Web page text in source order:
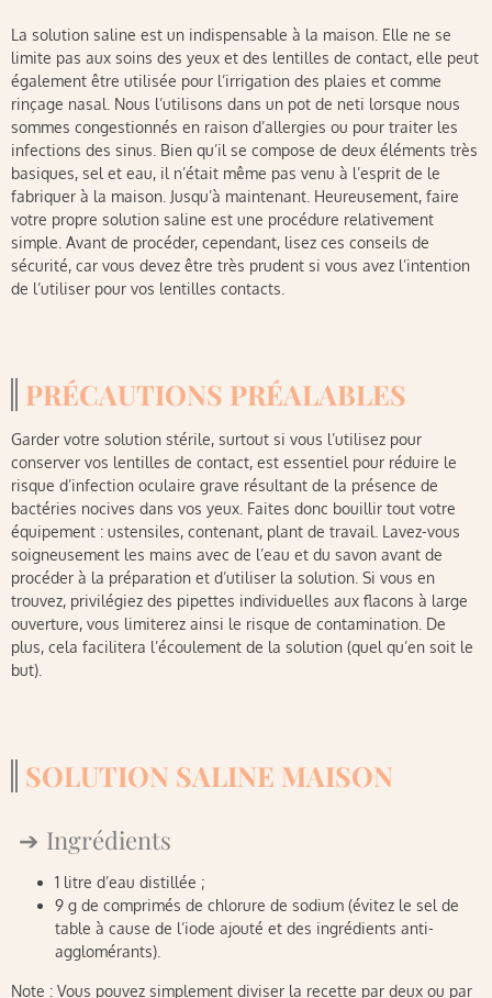
La solution saline est un indispensable à la maison. Elle ne se
limite pas aux soins des yeux et des lentilles de contact, elle peut
également être utilisée pour l’irrigation des plaies et comme
rinçage nasal. Nous l’utilisons dans un pot de neti lorsque nous
sommes congestionnés en raison d’allergies ou pour traiter les
infections des sinus. Bien qu’il se compose de deux éléments très
basiques, sel et eau, il n’était même pas venu à l’esprit de le
fabriquer à la maison. Jusqu’à maintenant. Heureusement, faire
votre propre solution saline est une procédure relativement
simple. Avant de procéder, cependant, lisez ces conseils de
sécurité, car vous devez être très prudent si vous avez l’intention
de l’utiliser pour vos lentilles contacts.
PRÉCAUTIONS PRÉALABLES
Garder votre solution stérile, surtout si vous l’utilisez pour
conserver vos lentilles de contact, est essentiel pour réduire le
risque d’infection oculaire grave résultant de la présence de
bactéries nocives dans vos yeux. Faites donc bouillir tout votre
équipement : ustensiles, contenant, plant de travail. Lavez-vous
soigneusement les mains avec de l’eau et du savon avant de
procéder à la préparation et d’utiliser la solution. Si vous en
trouvez, privilégiez des pipettes individuelles aux flacons à large
ouverture, vous limiterez ainsi le risque de contamination. De
plus, cela facilitera l’écoulement de la solution (quel qu’en soit le
but).
SOLUTION SALINE MAISON
Ingrédients
1 litre d’eau distillée ;
9 g de comprimés de chlorure de sodium (évitez le sel de
table à cause de l’iode ajouté et des ingrédients anti-
agglomérants).
Note : Vous pouvez simplement diviser la recette par deux ou par